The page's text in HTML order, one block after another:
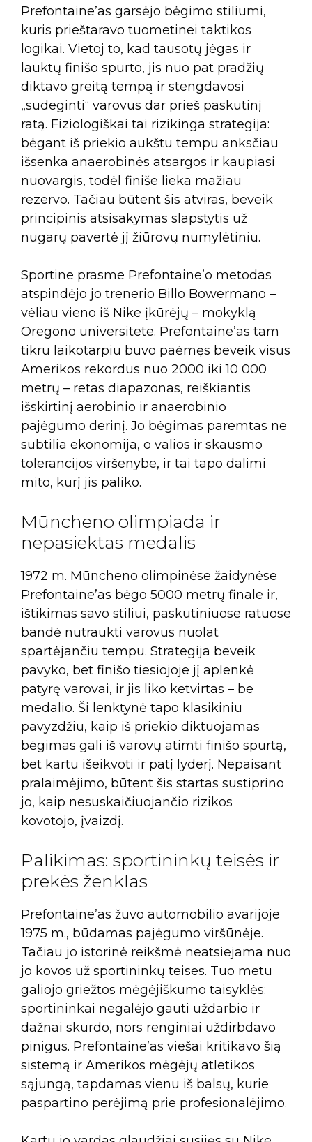
Prefontaine’as garsėjo bėgimo stiliumi,
kuris prieštaravo tuometinei taktikos
logikai. Vietoj to, kad tausotų jėgas ir
lauktų finišo spurto, jis nuo pat pradžių
diktavo greitą tempą ir stengdavosi
„sudeginti“ varovus dar prieš paskutinį
ratą. Fiziologiškai tai rizikinga strategija:
bėgant iš priekio aukštu tempu anksčiau
išsenka anaerobinės atsargos ir kaupiasi
nuovargis, todėl finiše lieka mažiau
rezervo. Tačiau būtent šis atviras, beveik
principinis atsisakymas slapstytis už
nugarų pavertė jį žiūrovų numylėtiniu.
Sportine prasme Prefontaine’o metodas
atspindėjo jo trenerio Billo Bowermano –
vėliau vieno iš Nike įkūrėjų – mokyklą
Oregono universitete. Prefontaine’as tam
tikru laikotarpiu buvo paėmęs beveik visus
Amerikos rekordus nuo 2000 iki 10 000
metrų – retas diapazonas, reiškiantis
išskirtinį aerobinio ir anaerobinio
pajėgumo derinį. Jo bėgimas paremtas ne
subtilia ekonomija, o valios ir skausmo
tolerancijos viršenybe, ir tai tapo dalimi
mito, kurį jis paliko.
Mūncheno olimpiada ir
nepasiektas medalis
1972 m. Mūncheno olimpinėse žaidynėse
Prefontaine’as bėgo 5000 metrų finale ir,
ištikimas savo stiliui, paskutiniuose ratuose
bandė nutraukti varovus nuolat
spartėjančiu tempu. Strategija beveik
pavyko, bet finišo tiesiojoje jį aplenkė
patyrę varovai, ir jis liko ketvirtas – be
medalio. Ši lenktynė tapo klasikiniu
pavyzdžiu, kaip iš priekio diktuojamas
bėgimas gali iš varovų atimti finišo spurtą,
bet kartu išeikvoti ir patį lyderį. Nepaisant
pralaimėjimo, būtent šis startas sustiprino
jo, kaip nesuskaičiuojančio rizikos
kovotojo, įvaizdį.
Palikimas: sportininkų teisės ir
prekės ženklas
Prefontaine’as žuvo automobilio avarijoje
1975 m., būdamas pajėgumo viršūnėje.
Tačiau jo istorinė reikšmė neatsiejama nuo
jo kovos už sportininkų teises. Tuo metu
galiojo griežtos mėgėjiškumo taisyklės:
sportininkai negalėjo gauti uždarbio ir
dažnai skurdo, nors renginiai uždirbdavo
pinigus. Prefontaine’as viešai kritikavo šią
sistemą ir Amerikos mėgėjų atletikos
sąjungą, tapdamas vienu iš balsų, kurie
paspartino perėjimą prie profesionalėjimo.